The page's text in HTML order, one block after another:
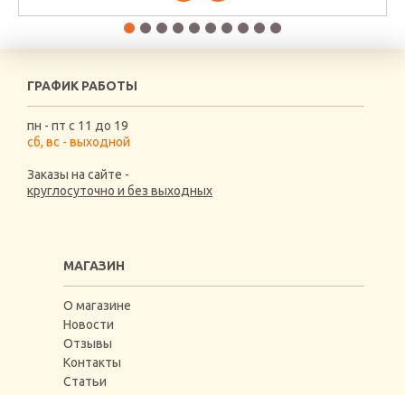
ГРАФИК РАБОТЫ
пн - пт с 11 до 19
сб, вс - выходной
Заказы на сайте -
круглосуточно и без выходных
МАГАЗИН
О магазине
Новости
Отзывы
Контакты
Статьи